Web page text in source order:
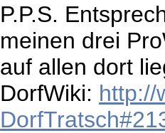
P.P.S.
meinen drei
auf allen dort
DorfWiki: http://